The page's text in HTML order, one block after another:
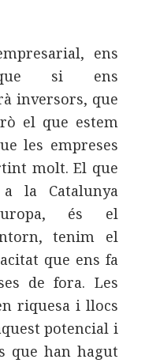
ens
que si ens
inversors, que
el que estem
les empreses
molt. El que
la Catalunya
és el
tenim el
que ens fa
de fora. Les
riquesa i llocs
potencial i
que han hagut